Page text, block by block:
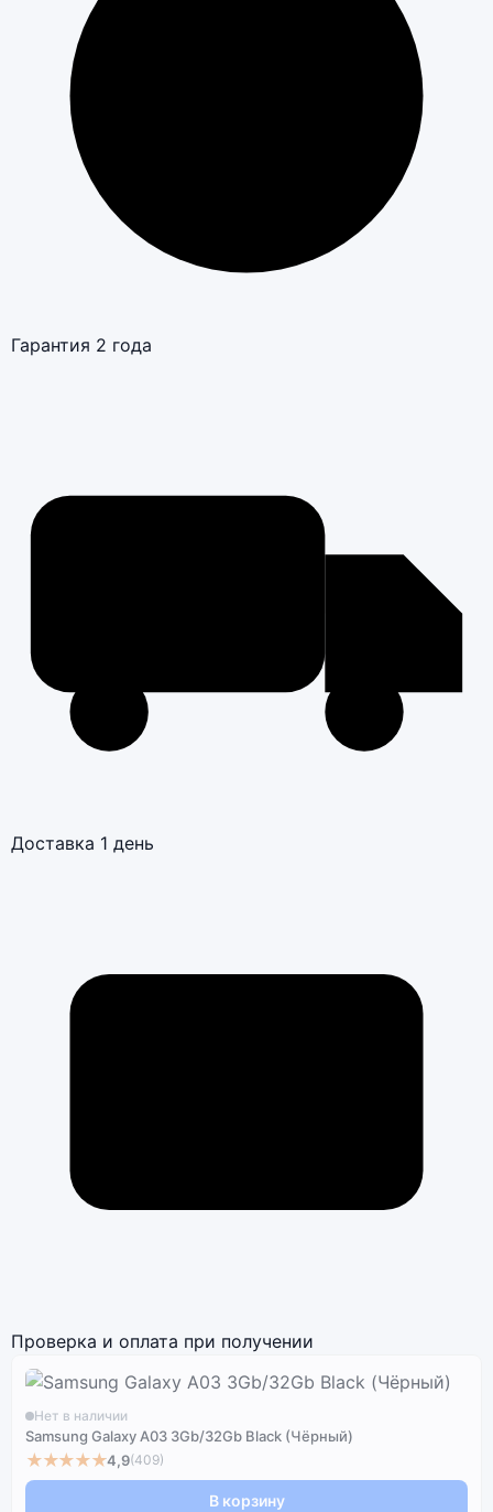
Гарантия 2 года
Доставка 1 день
Проверка и оплата при получении
Нет в наличии
Samsung Galaxy A03 3Gb/32Gb Black (Чёрный)
★★★★★4,9(409)
В корзину